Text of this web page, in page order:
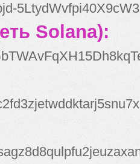
Solana):